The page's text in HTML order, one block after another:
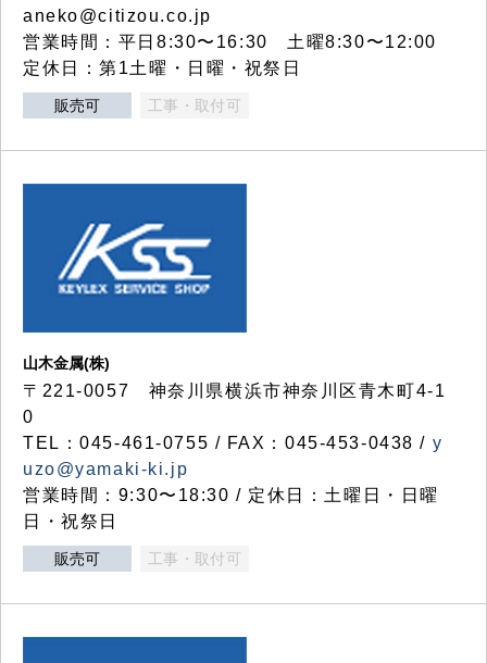
aneko@citizou.co.jp
営業時間：平日8:30〜16:30 土曜8:30〜12:00
定休日：第1土曜・日曜・祝祭日
販売可 工事・取付可
山木金属(株)
〒221-0057 神奈川県横浜市神奈川区青木町4-1
0
TEL：045-461-0755 / FAX：045-453-0438 / y
uzo@yamaki-ki.jp
営業時間：9:30〜18:30 / 定休日：土曜日・日曜
日・祝祭日
販売可 工事・取付可